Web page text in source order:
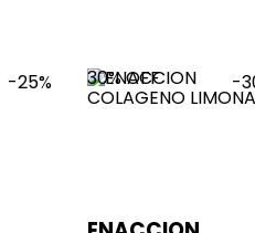
-25% -
30%OFF